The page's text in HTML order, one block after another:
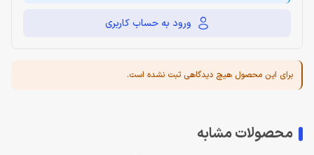
ورود به حساب کاربری
برای این محصول هیچ دیدگاهی ثبت نشده است.
محصولات مشابه